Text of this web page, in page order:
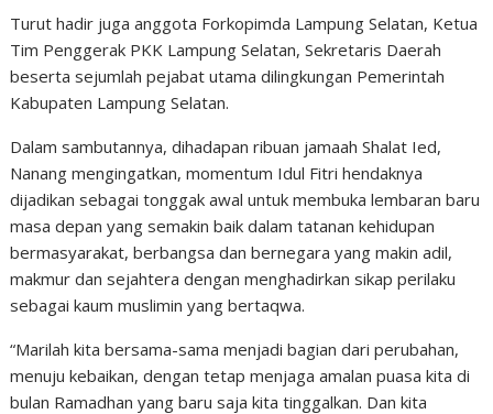
Turut hadir juga anggota Forkopimda Lampung Selatan, Ketua
Tim Penggerak PKK Lampung Selatan, Sekretaris Daerah
beserta sejumlah pejabat utama dilingkungan Pemerintah
Kabupaten Lampung Selatan.
Dalam sambutannya, dihadapan ribuan jamaah Shalat Ied,
Nanang mengingatkan, momentum Idul Fitri hendaknya
dijadikan sebagai tonggak awal untuk membuka lembaran baru
masa depan yang semakin baik dalam tatanan kehidupan
bermasyarakat, berbangsa dan bernegara yang makin adil,
makmur dan sejahtera dengan menghadirkan sikap perilaku
sebagai kaum muslimin yang bertaqwa.
“Marilah kita bersama-sama menjadi bagian dari perubahan,
menuju kebaikan, dengan tetap menjaga amalan puasa kita di
bulan Ramadhan yang baru saja kita tinggalkan. Dan kita